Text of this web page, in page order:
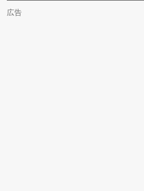
広告